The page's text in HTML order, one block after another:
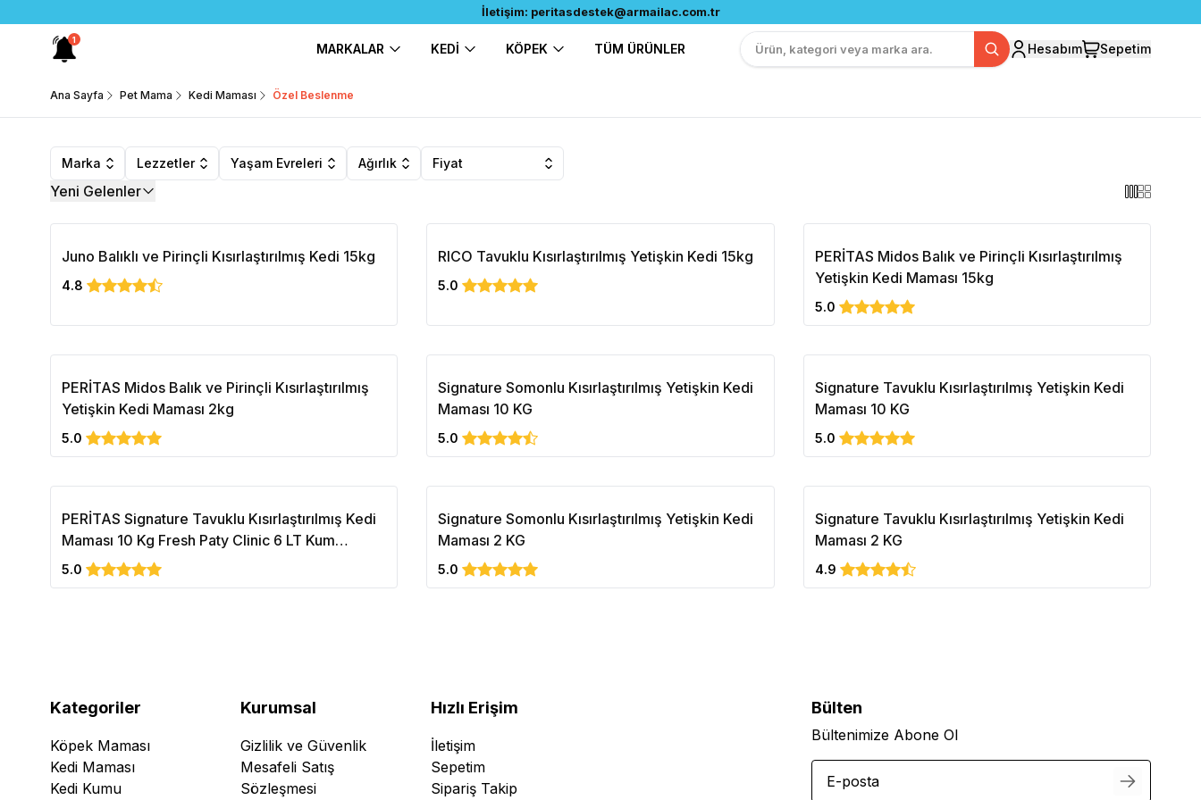
İletişim: peritasdestek@armailac.com.tr
1
MARKALAR KEDİ KÖPEK TÜM ÜRÜNLER Hesabım Sepetim
Ana Sayfa Pet Mama Kedi Maması Özel Beslenme
Marka Lezzetler Yaşam Evreleri Ağırlık Fiyat
Yeni Gelenler
Juno Balıklı ve Pirinçli Kısırlaştırılmış Kedi 15kg
4.8
RICO Tavuklu Kısırlaştırılmış Yetişkin Kedi 15kg
5.0
PERİTAS Midos Balık ve Pirinçli Kısırlaştırılmış
Yetişkin Kedi Maması 15kg
5.0
PERİTAS Midos Balık ve Pirinçli Kısırlaştırılmış
Yetişkin Kedi Maması 2kg
5.0
Signature Somonlu Kısırlaştırılmış Yetişkin Kedi
Maması 10 KG
5.0
Signature Tavuklu Kısırlaştırılmış Yetişkin Kedi
Maması 10 KG
5.0
PERİTAS Signature Tavuklu Kısırlaştırılmış Kedi
Maması 10 Kg Fresh Paty Clinic 6 LT Kum
Hediyeli
5.0
Signature Somonlu Kısırlaştırılmış Yetişkin Kedi
Maması 2 KG
5.0
Signature Tavuklu Kısırlaştırılmış Yetişkin Kedi
Maması 2 KG
4.9
Kategoriler
Köpek Maması
Kedi Maması
Kedi Kumu
Kurumsal
Gizlilik ve Güvenlik
Mesafeli Satış
Sözleşmesi
Hızlı Erişim
İletişim
Sepetim
Sipariş Takip
Bülten
Bültenimize Abone Ol